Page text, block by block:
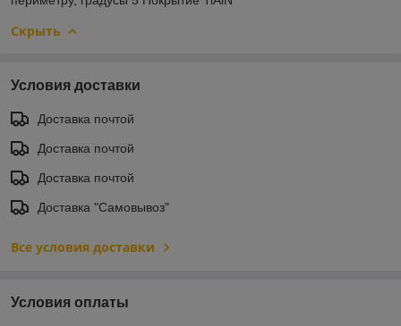
Скрыть
Условия доставки
Доставка почтой
Доставка почтой
Доставка почтой
Доставка "Самовывоз"
Все условия доставки
Условия оплаты